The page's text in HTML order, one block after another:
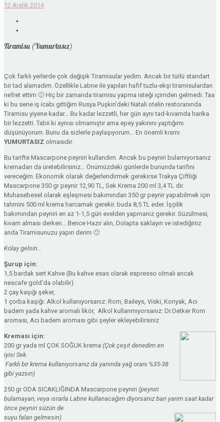
12 Aralık 2014
Tiramisu (Yumurtasız)
Çok farklı yerlerde çok değişik Tiramisular yedim. Ancak bir türlü standart
bir tad alamadım. Özellikle Labne ile yapılan hafif tuzlu-ekşi tiramisulardan
nefret ettim 🙂 Hiç bir zamanda tiramisu yapma isteği içimden gelmedi. Taa
ki bu sene iş icabı gittiğim Rusya Puşkin’deki Natali otelin restoranında
Tiramisu yiyene kadar… Bu kadar lezzetli, her gün aynı tad-kıvamda harika
bir lezzetti. Tabii ki aynısı olmamıştır ama epey yakınını yaptığımı
düşünüyorum. Bunu da sizlerle paylaşıyorum… En önemli kısmı
YUMURTASIZ olmasıdır.
Bu tarifte Mascarpone peyniri kullandım. Ancak bu peyniri bulamıyorsanız
kremadan da üretebilirsiniz… Önümüzdeki günlerde bununda tarifini
vereceğim. Ekonomik olarak değerlendirmek gerekirse Trakya Çiftliği
Mascarpone 350 gr peynir 12,90 TL, Sek Krema 200 ml 3,4 TL dir.
Muhasebesel olarak eşleşmesi bakımından 350 gr peynir yapabilmek için
tahmini 500 ml krema harcamak gerekir. buda 8,5 TL eder. İşçilik
bakımından peyniri en az 1-1,5 gün evelden yapmanız gerekir. Süzülmesi,
kıvam alması derken… Bence Hazır alın, Dolapta saklayın ve istediğiniz
anda Tiramisunuzu yapın derim 🙂
Kolay gelsin…
Şurup için:
1,5 bardak sert Kahve (Bu kahve esas olarak espresso olmalı ancak
nescafe gold’da olabilir)
2 çay kaşığı şeker,
1 çorba kaşığı: Alkol kullanıyorsanız: Rom, Baileys, Viski, Konyak, Acı
badem yada kahve aromalı likör, Alkol kullanmıyorsanız: Dr.Oetker Rom
aroması, Acı badem aroması gibi şeyler ekleyebilirsiniz
Kreması için:
200 gr yada ml ÇOK SOĞUK krema (Çok çeşit denedim en
iyisi Sek.
Farklı bir krema kullanıyorsanız da yanında yağ oranı %35-38
gibi yazsın)
250 gr ODA SICAKLIĞINDA Mascarpone peyniri (peyniri
bulamayan, veya ısrarla Labne kullanacağım diyorsanız bari yarım saat kadar
önce peyniri süzün de
suyu falan gelmesin)